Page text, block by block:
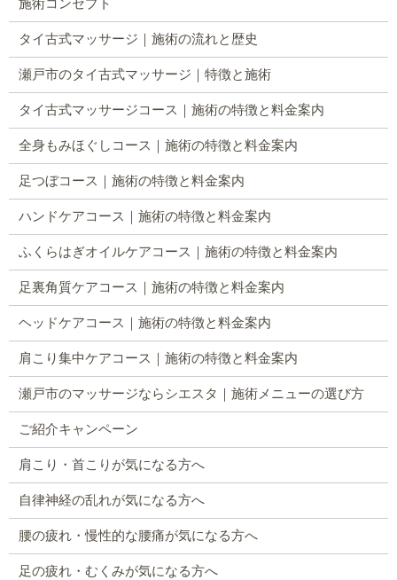
施術コンセプト
タイ古式マッサージ｜施術の流れと歴史
瀬戸市のタイ古式マッサージ｜特徴と施術
タイ古式マッサージコース｜施術の特徴と料金案内
全身もみほぐしコース｜施術の特徴と料金案内
足つぼコース｜施術の特徴と料金案内
ハンドケアコース｜施術の特徴と料金案内
ふくらはぎオイルケアコース｜施術の特徴と料金案内
足裏角質ケアコース｜施術の特徴と料金案内
ヘッドケアコース｜施術の特徴と料金案内
肩こり集中ケアコース｜施術の特徴と料金案内
瀬戸市のマッサージならシエスタ｜施術メニューの選び方
ご紹介キャンペーン
肩こり・首こりが気になる方へ
自律神経の乱れが気になる方へ
腰の疲れ・慢性的な腰痛が気になる方へ
足の疲れ・むくみが気になる方へ